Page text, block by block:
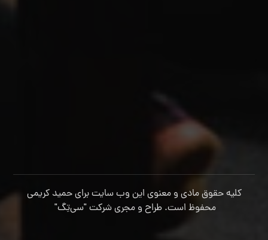
کلیه حقوق مادی و معنوی این وب سایت برای حمید کریمی
محفوظ است. طراح و مجری شرکت"سی‌تِگ"